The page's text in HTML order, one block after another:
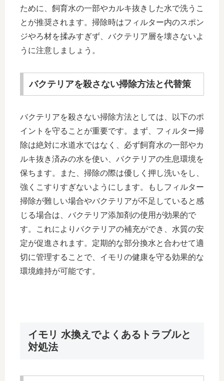
ために、飼育水の一部やカルキ抜きした水で洗うこ
とが推奨されます。掃除時はフィルター内のスポン
ジやろ材を揉みすぎず、バクテリア層を壊さないよ
うに注意しましょう。
バクテリアを殺さない掃除方法と代替策
バクテリアを殺さない掃除方法としては、以下のポ
イントを守ることが重要です。まず、フィルター掃
除は絶対に水道水ではなく、必ず飼育水の一部やカ
ルキ抜き済みの水を使い、バクテリアの生息環境を
保ちます。また、掃除の際は優しく押し洗いをし、
強くこすりすぎないようにします。もしフィルター
掃除が難しい場合やバクテリアが不足していると感
じる場合は、バクテリア添加剤の使用が効果的で
す。これによりバクテリアの補充ができ、水質の安
定が促進されます。定期的な部分換水と合わせて適
切に管理することで、イモリの健康を守る効果的な
環境維持が可能です。
イモリ 水換えでよくあるトラブルと
対処法